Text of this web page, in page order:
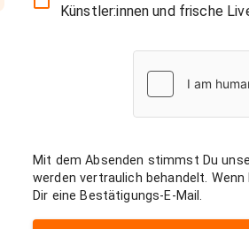
Künstler:innen und frische
Mit dem Absenden stimmst Du
werden vertraulich behandelt.
Dir eine Bestätigungs-E-Mail.